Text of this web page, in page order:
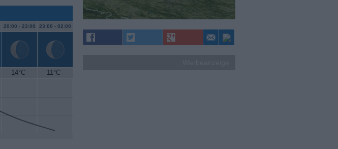
20:00 - 23:00 23:00 - 02:00
14°C 11°C